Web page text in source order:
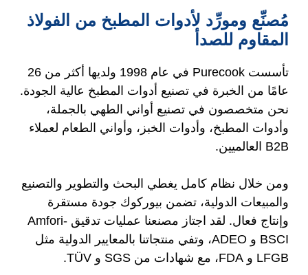
مُصنِّع ومورِّد لأدوات المطبخ من الفولاذ
المقاوم للصدأ
تأسست Purecook في عام 1998 ولديها أكثر من 26
عامًا من الخبرة في تصنيع أدوات المطبخ عالية الجودة.
نحن متخصصون في تصنيع أواني الطهي بالجملة،
وأدوات المطبخ، وأدوات الخبز، وأواني الطعام لعملاء
B2B العالميين.
ومن خلال نظام كامل يغطي البحث والتطوير والتصنيع
والمبيعات الدولية، تضمن بيوركوك جودة مستقرة
وإنتاج فعال. لقد اجتاز مصنعنا عمليات تدقيق Amfori-
BSCI و ADEO، وتفي منتجاتنا بالمعايير الدولية مثل
LFGB و FDA، مع شهادات من SGS و TÜV.